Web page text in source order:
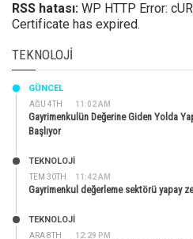
RSS hatası: WP HTTP Error:
Certificate has expired.
TEKNOLOJI
AĞU 4TH 11:02 AM
GÜNCEL
Gayrimenkulün Değerine Giden Yolda
Başlıyor
TEM 30TH 11:42 AM
TEKNOLOJİ
Gayrimenkul değerleme sektörü yapay
ARA 8TH 12:29 PM
TEKNOLOJİ